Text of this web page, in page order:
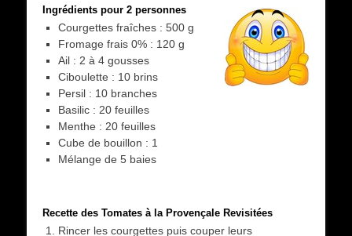
Ingrédients pour 2 personnes
Courgettes fraîches : 500 g
Fromage frais 0% : 120 g
Ail : 2 à 4 gousses
Ciboulette : 10 brins
Persil : 10 branches
Basilic : 20 feuilles
Menthe : 20 feuilles
Cube de bouillon : 1
Mélange de 5 baies
Recette des Tomates à la Provençale Revisitées
Rincer les courgettes puis couper leurs